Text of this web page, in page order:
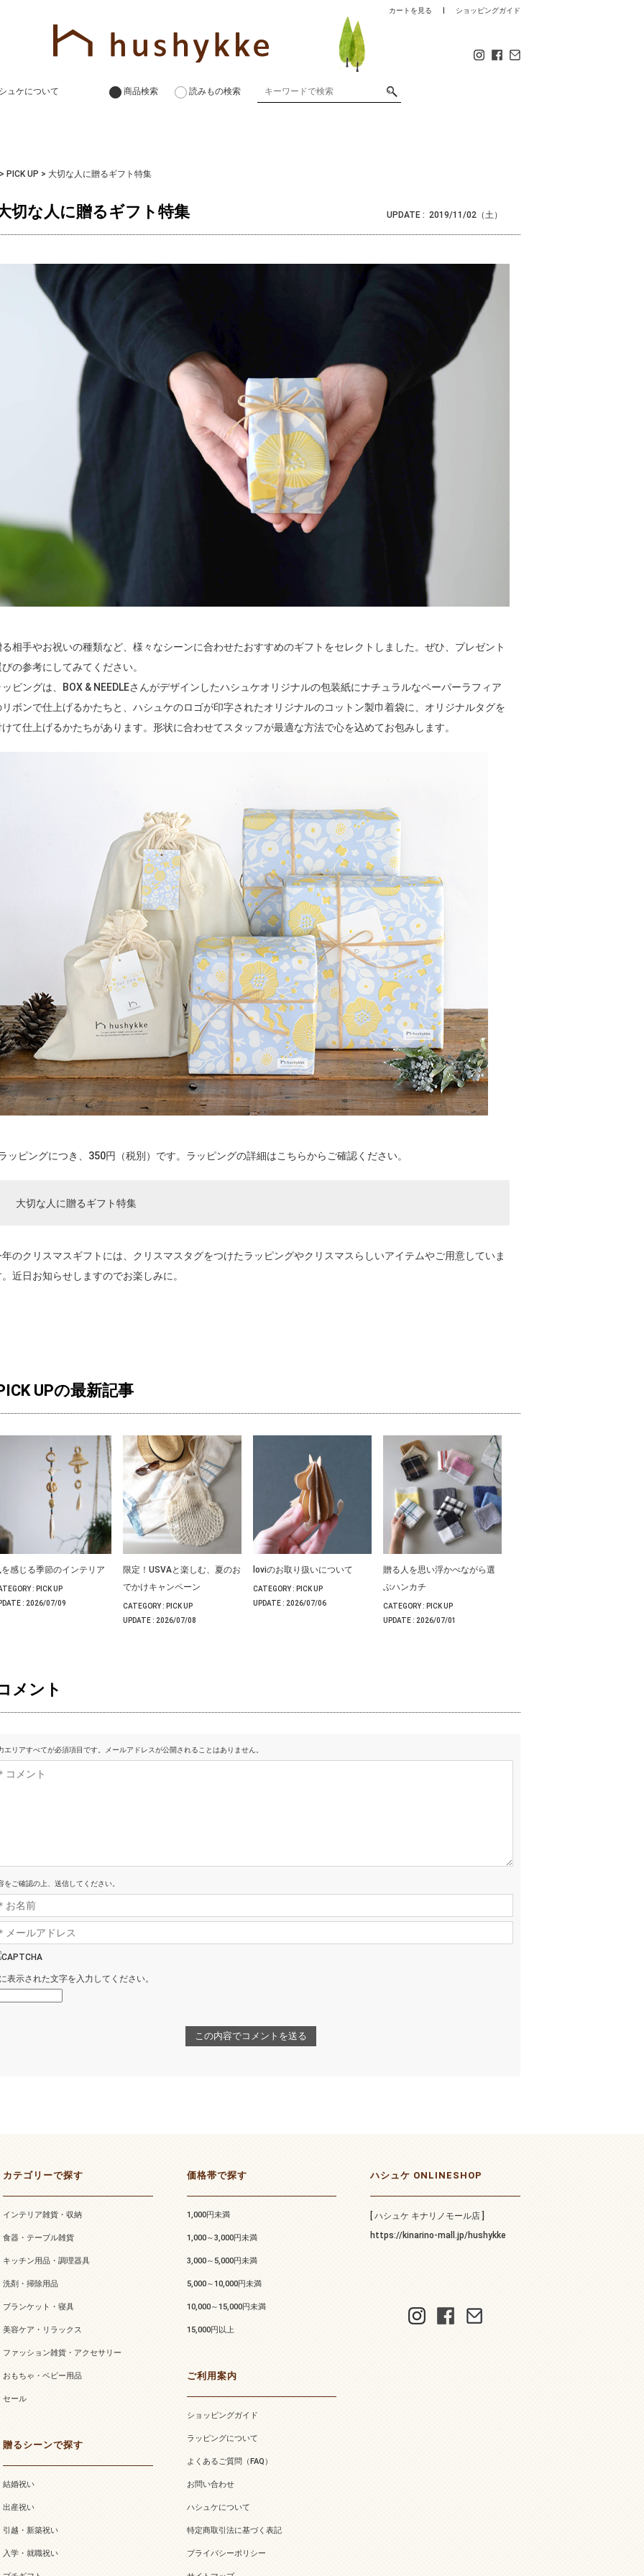
カートを見る ショッピングガイド
ュケについて 商品検索 読みもの検索
PICK UP > 大切な人に贈るギフト特集
切な人に贈るギフト特集 UPDATE : 2019/11/02（土）
る相手やお祝いの種類など、様々なシーンに合わせたおすすめのギフトをセレクトしました。ぜひ、プレゼント
の参考にしてみてください。
ッピングは、BOX & NEEDLEさんがデザインしたハシュケオリジナルの包装紙にナチュラルなペーパーラフィア
リボンで仕上げるかたちと、ハシュケのロゴが印字されたオリジナルのコットン製巾着袋に、オリジナルタグを
けて仕上げるかたちがあります。形状に合わせてスタッフが最適な方法で心を込めてお包みします。
ッピングにつき、350円（税別）です。ラッピングの詳細はこちらからご確認ください。
大切な人に贈るギフト特集
年のクリスマスギフトには、クリスマスタグをつけたラッピングやクリスマスらしいアイテムやご用意していま
。近日お知らせしますのでお楽しみに。
UPの最新記事
感じる季節のインテリア
: PICK UP
: 2026/07/09
限定！USVAと楽しむ、夏のお
でかけキャンペーン
CATEGORY : PICK UP
UPDATE : 2026/07/08
loviのお取り扱いについて
CATEGORY : PICK UP
UPDATE : 2026/07/06
贈る人を思い浮かべながら選
ぶハンカチ
CATEGORY : PICK UP
UPDATE : 2026/07/01
メント
エリアすべてが必須項目です。メールアドレスが公開されることはありません。
をご確認の上、送信してください。
表示された文字を入力してください。
カテゴリーで探す
インテリア雑貨・収納
食器・テーブル雑貨
キッチン用品・調理器具
洗剤・掃除用品
ブランケット・寝具
美容ケア・リラックス
ファッション雑貨・アクセサリー
おもちゃ・ベビー用品
セール
贈るシーンで探す
結婚祝い
出産祝い
引越・新築祝い
入学・就職祝い
価格帯で探す
1,000円未満
1,000～3,000円未満
3,000～5,000円未満
5,000～10,000円未満
10,000～15,000円未満
15,000円以上
ご利用案内
ショッピングガイド
ラッピングについて
よくあるご質問（FAQ）
お問い合わせ
ハシュケについて
特定商取引法に基づく表記
プライバシーポリシー
ハシュケ ONLINESHOP
[ ハシュケ キナリノモール店 ]
https://kinarino-mall.jp/hushykke